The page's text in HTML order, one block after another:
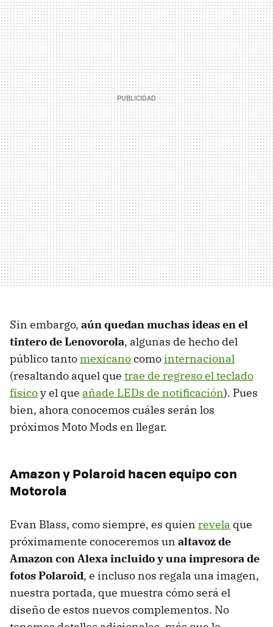
Sin embargo, aún quedan muchas ideas en el
tintero de Lenovorola, algunas de hecho del
público tantomexicanocomointernacional
(resaltando aquel que trae de regreso el teclado
físicoy el que añade LEDs de notificación). Pues
bien, ahora conocemos cuáles serán los
próximos Moto Mods en llegar.
Amazon y Polaroid hacen equipo con
Motorola
Evan Blass, como siempre, es quien revela que
próximamente conoceremos un altavoz de
Amazon con Alexa incluido y una impresora de
fotos Polaroid, e incluso nos regala una imagen,
nuestra portada, que muestra cómo será el
diseño de estos nuevos complementos. No